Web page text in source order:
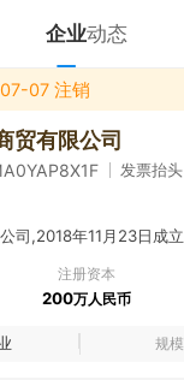
企业动态
07 注销
贸有限公司
发票抬头
注册资本
200万人民币
规模